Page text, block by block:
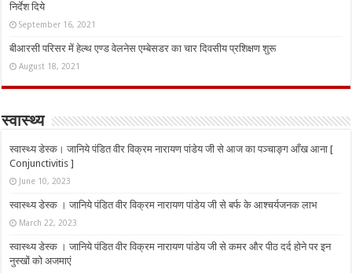
निर्देश दिये
September 16, 2021
बीआरसी परिसर में हेल्थ एण्ड वेलनेस एम्बेसडर का चार दिवसीय प्रशिक्षण शुरू
August 18, 2021
स्वास्थ्य
स्वास्थ्य डेस्क। जानिये पंडित वीर विक्रम नारायण पांडेय जी से आज का पञ्चाङ्ग आँख आना [
Conjunctivitis ]
June 10, 2023
स्वास्थ्य डेस्क । जानिये पंडित वीर विक्रम नारायण पांडेय जी से बर्फ के आश्चर्यजनक लाभ
March 22, 2023
स्वास्थ्य डेस्क । जानिये पंडित वीर विक्रम नारायण पांडेय जी से कमर और पीठ दर्द होने पर इन
नुस्‍खों को अजमाएं